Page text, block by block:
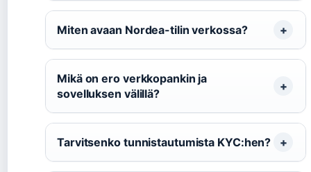
Miten avaan Nordea-tilin verkossa?
Mikä on ero verkkopankin ja
sovelluksen välillä?
Tarvitsenko tunnistautumista KYC:hen?